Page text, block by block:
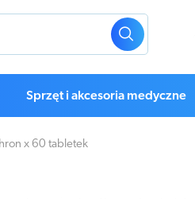
Sprzęt i akcesoria medyczne
x 60 tabletek